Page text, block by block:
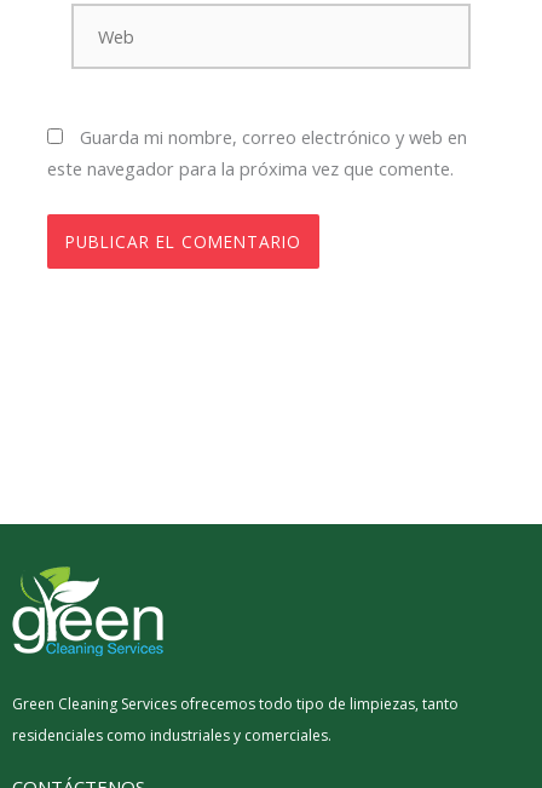
Web
Guarda mi nombre, correo electrónico y web en
este navegador para la próxima vez que comente.
Green Cleaning Services ofrecemos todo tipo de limpiezas, tanto
residenciales como industriales y comerciales.